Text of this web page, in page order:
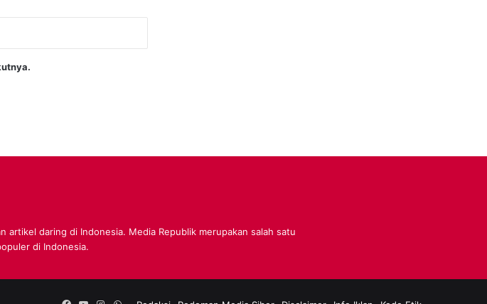
daring di Indonesia. Media Republik merupakan salah satu
di Indonesia.